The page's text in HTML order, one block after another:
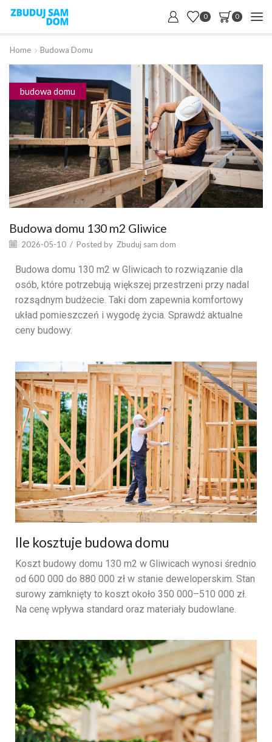
0 0
Home Budowa Domu
budowa domu
Budowa domu 130 m2 Gliwice
2026-05-10 / Posted by Zbuduj sam dom
Budowa domu 130 m2 w Gliwicach to rozwiązanie dla
osób, które potrzebują większej przestrzeni przy nadal
rozsądnym budżecie. Taki dom zapewnia komfortowy
układ pomieszczeń i wygodę życia. Sprawdź aktualne
ceny budowy.
Ile kosztuje budowa domu
Koszt budowy domu 130 m2 w Gliwicach wynosi średnio
od 600 000 do 880 000 zł w stanie deweloperskim. Stan
surowy zamknięty to koszt około 350 000–510 000 zł.
Na cenę wpływa standard oraz materiały budowlane.